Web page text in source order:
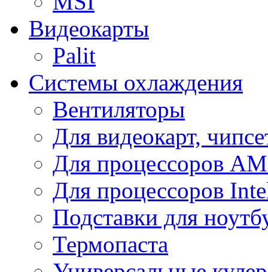
Видеокарты
Palit
Системы охлаждения
Вентиляторы
Для видеокарт,
Для процессоров
Для процессоров
Подставки для
Термопаста